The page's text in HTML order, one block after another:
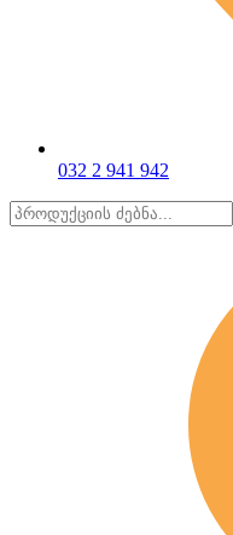
032 2 941 942